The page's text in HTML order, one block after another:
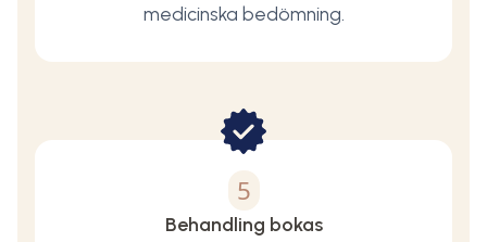
medicinska bedömning.
5
Behandling bokas